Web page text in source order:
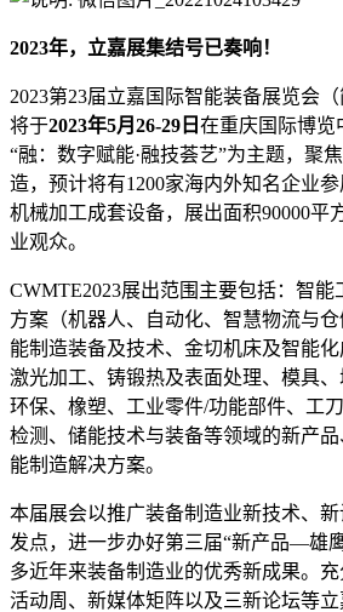
2023年，立嘉展集结号已奏响！
2023第23届立嘉国际智能装备展览会（
将于2023年5月26-29日 在重庆国际博览
“融：数字赋能·融技荟艺”为主题，聚
造，预计将有1200家海内外知名企业
机械加工成套设备，展出面积90000平
业观众。
CWMTE2023展出范围主要包括：智
方案（机器人、自动化、智慧物流与
能制造装备及技术、金切机床及智能
激光加工、铸锻热及表面处理、模具
环保、橡塑、工业零件/功能部件、工
检测、储能技术与装备等领域的新产
能制造解决方案。
本届展会以推广装备制造业新技术、
发点，进一步办好第三届“新产品—雄
多近年来装备制造业的优秀新成果。
活动周、新媒体矩阵以及三新论坛等立